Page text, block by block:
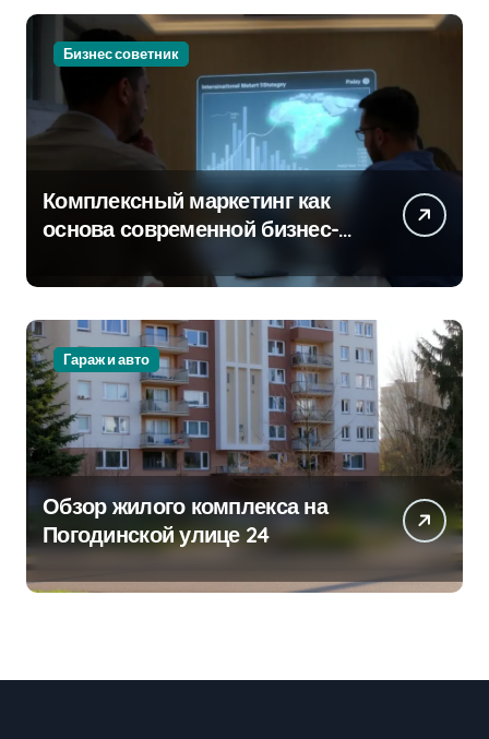
Бизнес советник
Комплексный маркетинг как
основа современной бизнес-
Гараж и авто
Обзор жилого комплекса на
Погодинской улице 24